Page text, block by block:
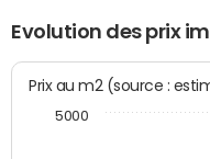
Evolution des prix
Prix au m2 (source
5000